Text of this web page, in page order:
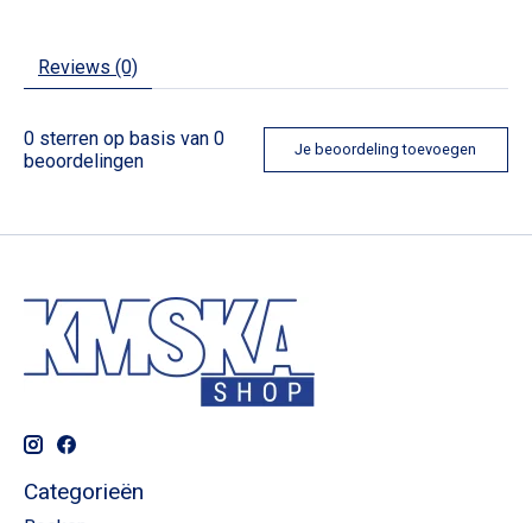
Reviews (0)
0 sterren op basis van 0
beoordelingen
Je beoordeling toevoegen
Categorieën